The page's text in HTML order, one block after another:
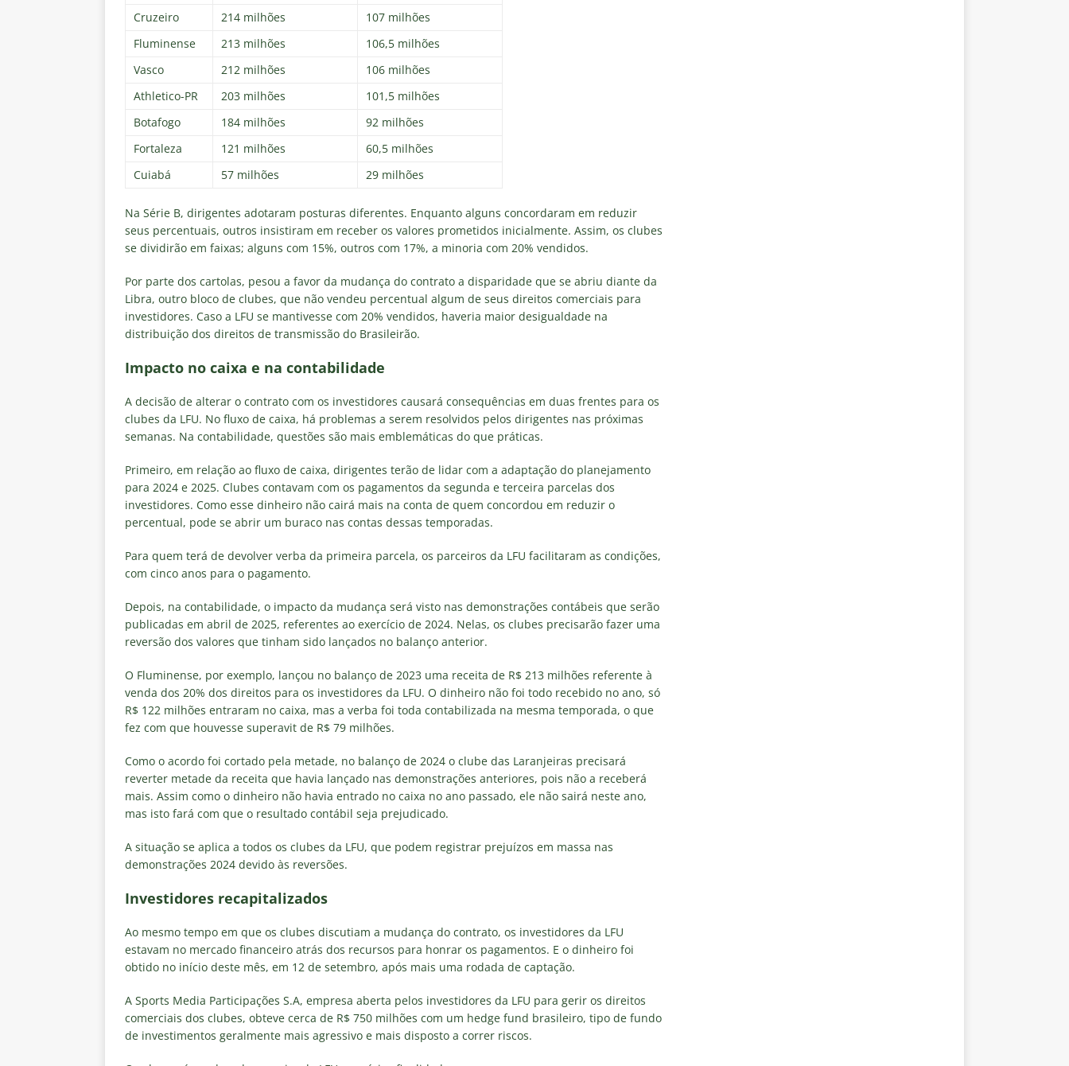
Cruzeiro
214 milhões
107 milhões
Fluminense
213 milhões
106,5 milhões
Vasco
212 milhões
106 milhões
Athletico-PR
203 milhões
101,5 milhões
Botafogo
184 milhões
92 milhões
Fortaleza
121 milhões
60,5 milhões
Cuiabá
57 milhões 29 milhões
Na Série B, dirigentes adotaram posturas diferentes. Enquanto alguns concordaram em reduzir
seus percentuais, outros insistiram em receber os valores prometidos inicialmente. Assim, os clubes
se dividirão em faixas; alguns com 15%, outros com 17%, a minoria com 20% vendidos.
Por parte dos cartolas, pesou a favor da mudança do contrato a disparidade que se abriu diante da
Libra, outro bloco de clubes, que não vendeu percentual algum de seus direitos comerciais para
investidores. Caso a LFU se mantivesse com 20% vendidos, haveria maior desigualdade na
distribuição dos direitos de transmissão do Brasileirão.
Impacto no caixa e na contabilidade
A decisão de alterar o contrato com os investidores causará consequências em duas frentes para os
clubes da LFU. No fluxo de caixa, há problemas a serem resolvidos pelos dirigentes nas próximas
semanas. Na contabilidade, questões são mais emblemáticas do que práticas.
Primeiro, em relação ao fluxo de caixa, dirigentes terão de lidar com a adaptação do planejamento
para 2024 e 2025. Clubes contavam com os pagamentos da segunda e terceira parcelas dos
investidores. Como esse dinheiro não cairá mais na conta de quem concordou em reduzir o
percentual, pode se abrir um buraco nas contas dessas temporadas.
Para quem terá de devolver verba da primeira parcela, os parceiros da LFU facilitaram as condições,
com cinco anos para o pagamento.
Depois, na contabilidade, o impacto da mudança será visto nas demonstrações contábeis que serão
publicadas em abril de 2025, referentes ao exercício de 2024. Nelas, os clubes precisarão fazer uma
reversão dos valores que tinham sido lançados no balanço anterior.
O Fluminense, por exemplo, lançou no balanço de 2023 uma receita de R$ 213 milhões referente à
venda dos 20% dos direitos para os investidores da LFU. O dinheiro não foi todo recebido no ano, só
R$ 122 milhões entraram no caixa, mas a verba foi toda contabilizada na mesma temporada, o que
fez com que houvesse superavit de R$ 79 milhões.
Como o acordo foi cortado pela metade, no balanço de 2024 o clube das Laranjeiras precisará
reverter metade da receita que havia lançado nas demonstrações anteriores, pois não a receberá
mais. Assim como o dinheiro não havia entrado no caixa no ano passado, ele não sairá neste ano,
mas isto fará com que o resultado contábil seja prejudicado.
A situação se aplica a todos os clubes da LFU, que podem registrar prejuízos em massa nas
demonstrações 2024 devido às reversões.
Investidores recapitalizados
Ao mesmo tempo em que os clubes discutiam a mudança do contrato, os investidores da LFU
estavam no mercado financeiro atrás dos recursos para honrar os pagamentos. E o dinheiro foi
obtido no início deste mês, em 12 de setembro, após mais uma rodada de captação.
A Sports Media Participações S.A, empresa aberta pelos investidores da LFU para gerir os direitos
comerciais dos clubes, obteve cerca de R$ 750 milhões com um hedge fund brasileiro, tipo de fundo
de investimentos geralmente mais agressivo e mais disposto a correr riscos.